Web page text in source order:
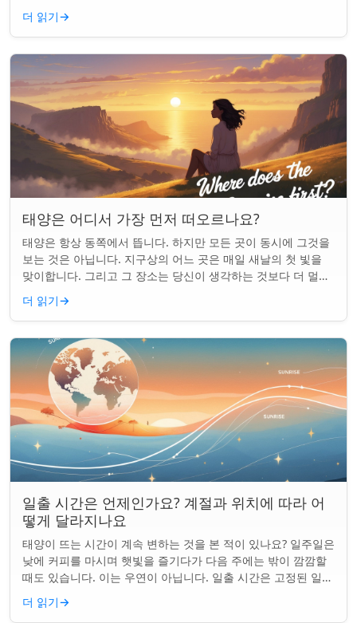
일출 하이킹은 평범한 아침을...
더 읽기→
태양은 어디서 가장 먼저 떠오르나요?
태양은 항상 동쪽에서 뜹니다. 하지만 모든 곳이 동시에 그것을
보는 것은 아닙니다. 지구상의 어느 곳은 매일 새날의 첫 빛을
맞이합니다. 그리고 그 장소는 당신이 생각하는 것보다 더 멀리
떨어져 있습니다. 핵심 요약...
더 읽기→
일출 시간은 언제인가요? 계절과 위치에 따라 어
떻게 달라지나요
태양이 뜨는 시간이 계속 변하는 것을 본 적이 있나요? 일주일은
낮에 커피를 마시며 햇빛을 즐기다가 다음 주에는 밖이 깜깜할
때도 있습니다. 이는 우연이 아닙니다. 일출 시간은 고정된 일정
이 아니며 계절과 지구상의 ...
더 읽기→